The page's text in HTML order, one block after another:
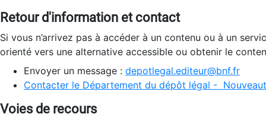
Retour d'information et contact
Si vous n’arrivez pas à accéder à un contenu ou à un
orienté vers une alternative accessible ou obtenir le
Envoyer un message : depotlegal.editeur@bnf.fr
Contacter le Département du dépôt légal -
Voies de recours